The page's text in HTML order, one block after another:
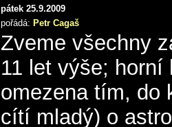
pátek 25.9.2009
pořádá: Petr Cagaš
Zveme všechny
11 let výše; horní
omezena tím, do
cítí mladý) o